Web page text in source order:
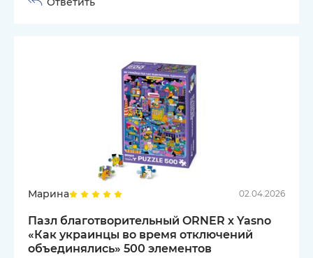
Марина 02.04.2026
Пазл благотворительный ORNER х Yasno
«Как украинцы во время отключений
объединялись» 500 элементов